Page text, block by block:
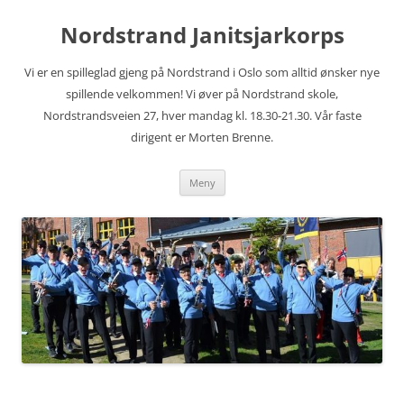
innholdNordstrand Janitsjarkorps
Vi er en spilleglad gjeng på Nordstrand i Oslo som alltid ønsker nye
spillende velkommen! Vi øver på Nordstrand skole,
Nordstrandsveien 27, hver mandag kl. 18.30-21.30. Vår faste
dirigent er Morten Brenne.
Meny